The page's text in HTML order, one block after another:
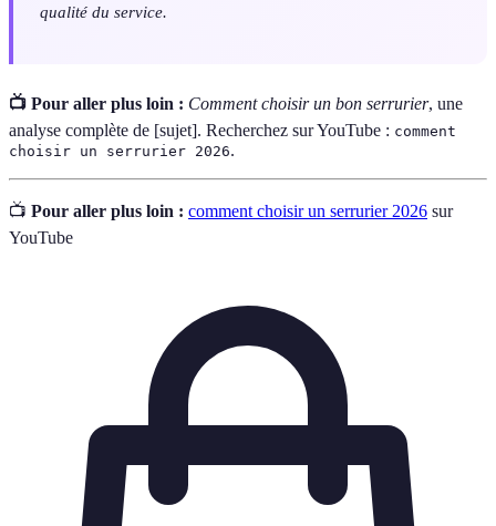
qualité du service.
📺 Pour aller plus loin : Comment choisir un bon serrurier, une
analyse complète de [sujet]. Recherchez sur YouTube : comment
choisir un serrurier 2026.
📺 Pour aller plus loin : comment choisir un serrurier 2026 sur
YouTube